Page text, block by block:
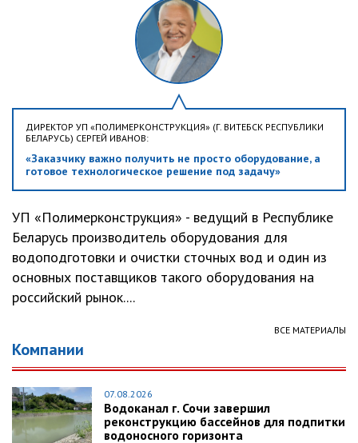
ДИРЕКТОР УП «ПОЛИМЕРКОНСТРУКЦИЯ» (Г. ВИТЕБСК РЕСПУБЛИКИ
БЕЛАРУСЬ) СЕРГЕЙ ИВАНОВ:
«Заказчику важно получить не просто оборудование, а
готовое технологическое решение под задачу»
УП «Полимерконструкция» - ведущий в Республике
Беларусь производитель оборудования для
водоподготовки и очистки сточных вод и один из
основных поставщиков такого оборудования на
российский рынок....
ВСЕ МАТЕРИАЛЫ
Компании
07.08.2026
Водоканал г. Сочи завершил
реконструкцию бассейнов для подпитки
водоносного горизонта